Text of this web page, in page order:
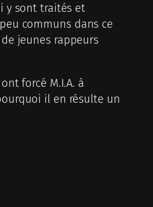
y sont traités et
communs dans ce
jeunes rappeurs
forcé M.I.A. à
il en résulte un